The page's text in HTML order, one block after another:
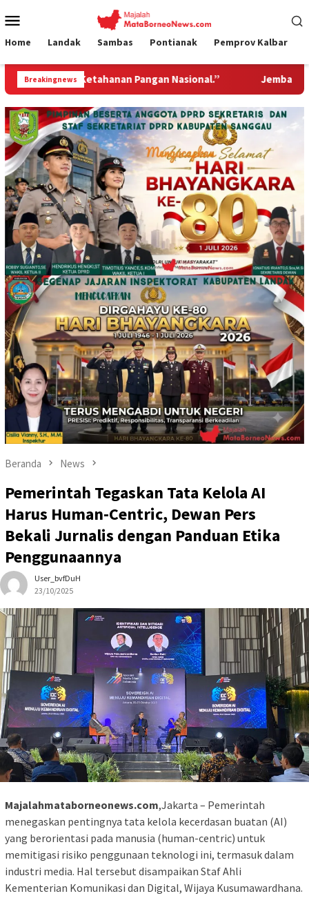
ke
Mobile
Home Landak Sambas Pontianak Pemprov Kalbar
Breakingnews
Nasional.” Jembatan Gantung Garuda Hadir Untuk
Beranda News
Pemerintah Tegaskan Tata Kelola AI
Harus Human-Centric, Dewan Pers
Bekali Jurnalis dengan Panduan Etika
Penggunaannya
User_bvfDuH
23/10/2025
Majalahmataborneonews.com,Jakarta – Pemerintah
menegaskan pentingnya tata kelola kecerdasan buatan (AI)
yang berorientasi pada manusia (human-centric) untuk
memitigasi risiko penggunaan teknologi ini, termasuk dalam
industri media. Hal tersebut disampaikan Staf Ahli
Kementerian Komunikasi dan Digital, Wijaya Kusumawardhana.